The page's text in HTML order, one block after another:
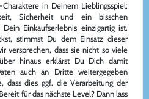
Konsolenkost GmbH
Plauener Str. 163-165
13053 Berlin, DE
Tel: +49 30 - 609886894
Mail: info@konsolenkost.de
www.konsolenkost.de
in Deinem Lieblingsspiel:
Sicherheit und ein bisschen
Einkaufserlebnis einzigartig ist.
stimmst Du dem Einsatz dieser
versprechen, dass sie nicht so viele
hinaus erklärst Du Dich damit
auch an Dritte weitergegeben
dass dies ggf. die Verarbeitung der
für das nächste Level? Dann lass